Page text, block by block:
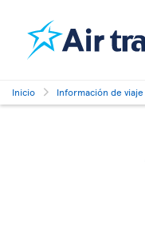
Inicio Información de viaje